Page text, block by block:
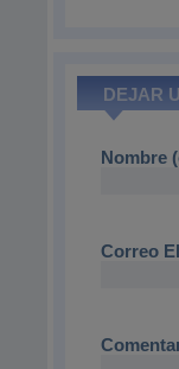
DEJAR
Nombre
Correo